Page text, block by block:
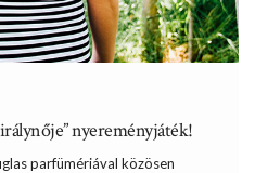
nyereményjáték!
parfümériával közösen